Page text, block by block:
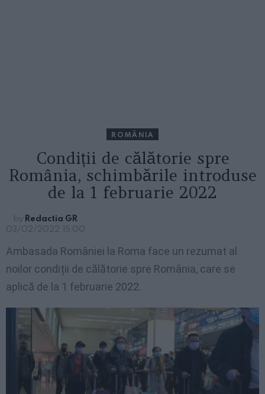
ROMÂNIA
Condiții de călătorie spre
România, schimbările introduse
de la 1 februarie 2022
by Redactia GR
03/02/2022, 15:00
Ambasada României la Roma face un rezumat al
noilor condiții de călătorie spre România, care se
aplică de la 1 februarie 2022.